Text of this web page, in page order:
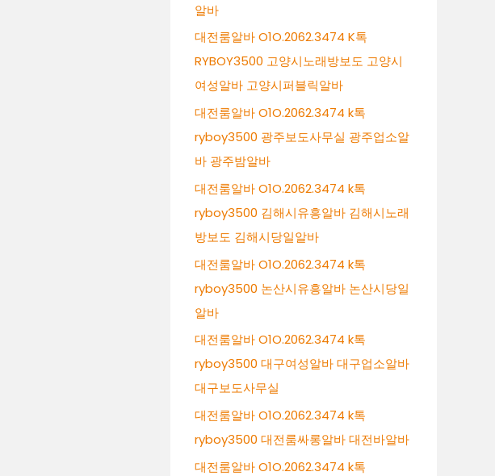
알바
대전룸알바 O1O.2062.3474 K톡
RYBOY3500 고양시노래방보도 고양시
여성알바 고양시퍼블릭알바
대전룸알바 O1O.2062.3474 k톡
ryboy3500 광주보도사무실 광주업소알
바 광주밤알바
대전룸알바 O1O.2062.3474 k톡
ryboy3500 김해시유흥알바 김해시노래
방보도 김해시당일알바
대전룸알바 O1O.2062.3474 k톡
ryboy3500 논산시유흥알바 논산시당일
알바
대전룸알바 O1O.2062.3474 k톡
ryboy3500 대구여성알바 대구업소알바
대구보도사무실
대전룸알바 O1O.2062.3474 k톡
ryboy3500 대전룸싸롱알바 대전바알바
대전룸알바 O1O.2062.3474 k톡